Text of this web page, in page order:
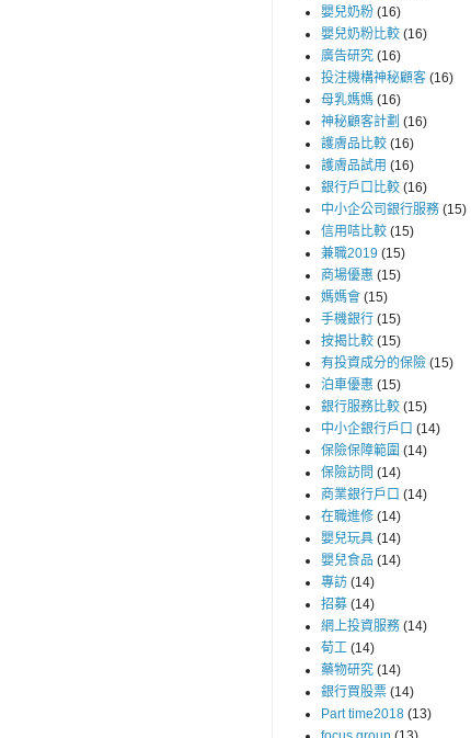
嬰兒奶粉 (16)
嬰兒奶粉比較 (16)
廣告研究 (16)
投注機構神秘顧客 (16)
母乳媽媽 (16)
神秘顧客計劃 (16)
護膚品比較 (16)
護膚品試用 (16)
銀行戶口比較 (16)
中小企公司銀行服務 (15)
信用咭比較 (15)
兼職2019 (15)
商場優惠 (15)
媽媽會 (15)
手機銀行 (15)
按揭比較 (15)
有投資成分的保險 (15)
泊車優惠 (15)
銀行服務比較 (15)
中小企銀行戶口 (14)
保險保障範圍 (14)
保險訪問 (14)
商業銀行戶口 (14)
在職進修 (14)
嬰兒玩具 (14)
嬰兒食品 (14)
專訪 (14)
招募 (14)
網上投資服務 (14)
荀工 (14)
藥物研究 (14)
銀行買股票 (14)
Part time2018 (13)